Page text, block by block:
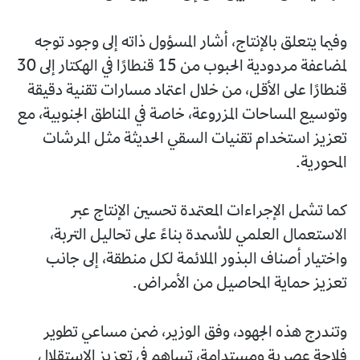
وفيما يتعلق بالإنتاج، أشار المسؤول ذاته إلى وجود توجه
لمضاعفة مردودية الحبوب من 15 قنطارًا في الهكتار إلى 30
قنطارًا على الأقل، من خلال اعتماد مسارات تقنية دقيقة
وتوسيع المساحات المزروعة، خاصة في المناطق الجنوبية، مع
تعزيز استخدام تقنيات السقي الحديثة مثل المرشات
المحورية.
كما تشمل الإجراءات المعتمدة تحسين الإنتاج عبر
الاستعمال العلمي للأسمدة بناءً على تحاليل التربة،
واختيار أصناف البذور الملائمة لكل منطقة، إلى جانب
تعزيز حماية المحاصيل من الأمراض.
وتندرج هذه الجهود، وفق الوزير، ضمن مساعي تطوير